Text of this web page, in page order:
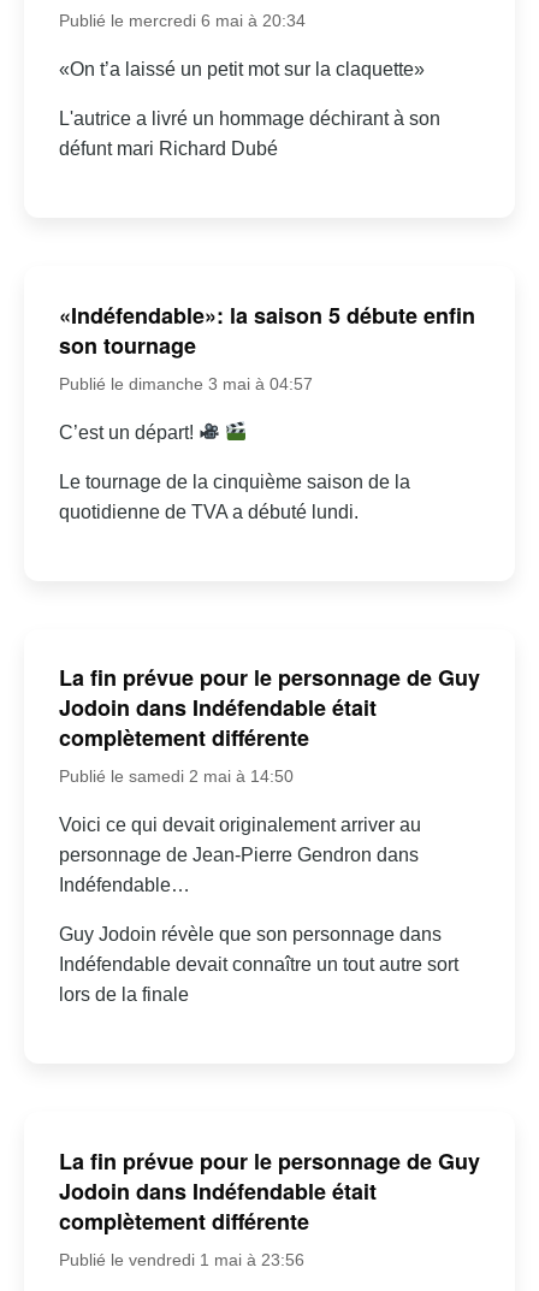
Publié le mercredi 6 mai à 20:34
«On t’a laissé un petit mot sur la claquette»
L'autrice a livré un hommage déchirant à son
défunt mari Richard Dubé
«Indéfendable»: la saison 5 débute enfin
son tournage
Publié le dimanche 3 mai à 04:57
C’est un départ!
Le tournage de la cinquième saison de la
quotidienne de TVA a débuté lundi.
La fin prévue pour le personnage de Guy
Jodoin dans Indéfendable était
complètement différente
Publié le samedi 2 mai à 14:50
Voici ce qui devait originalement arriver au
personnage de Jean-Pierre Gendron dans
Indéfendable…
Guy Jodoin révèle que son personnage dans
Indéfendable devait connaître un tout autre sort
lors de la finale
La fin prévue pour le personnage de Guy
Jodoin dans Indéfendable était
complètement différente
Publié le vendredi 1 mai à 23:56